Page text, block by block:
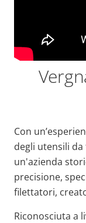
Con
degli utensili
un'azienda
precisione,
filettatori,
Riconosciuta a